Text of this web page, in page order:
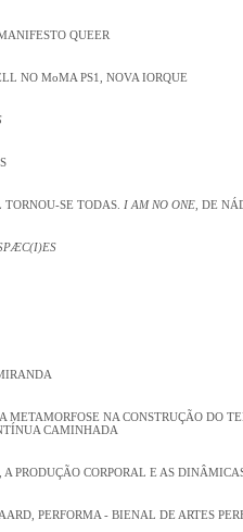
QUEER
NO MoMA PS1, NOVA IORQUE
SE TODAS. I AM NO ONE , DE
METAMORFOSE NA CONSTRUÇÃO DO
CAMINHADA
A PRODUÇÃO CORPORAL E AS
PERFORMA - BIENAL DE ARTES